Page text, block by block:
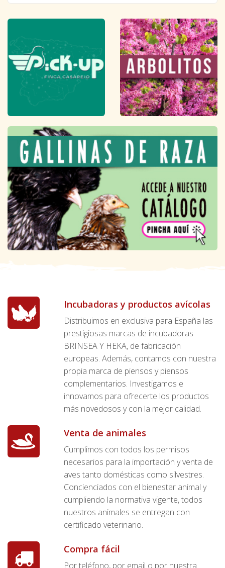
Incubadoras y productos avícolas
Distribuimos en exclusiva para España las
prestigiosas marcas de incubadoras
BRINSEA Y HEKA, de fabricación
europeas. Además, contamos con nuestra
propia marca de piensos y piensos
complementarios. Investigamos e
innovamos para ofrecerte los productos
más novedosos y con la mejor calidad.
Venta de animales
Cumplimos con todos los permisos
necesarios para la importación y venta de
aves tanto domésticas como silvestres.
Concienciados con el bienestar animal y
cumpliendo la normativa vigente, todos
nuestros animales se entregan con
certificado veterinario.
Compra fácil
Por teléfono, por email o por nuestra